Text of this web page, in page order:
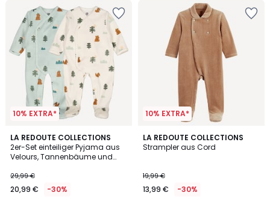
10% EXTRA*
LA REDOUTE COLLECTIONS
2er-Set einteiliger Pyjama aus
Velours, Tannenbäume und
29,99 €
20,99 € -30%
5
/
5
10% EXTRA*
LA REDOUTE COLLECTIONS
Strampler aus Cord
19,99 €
13,99 € -30%
5
/